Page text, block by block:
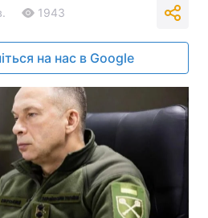
1943
на нас в Google